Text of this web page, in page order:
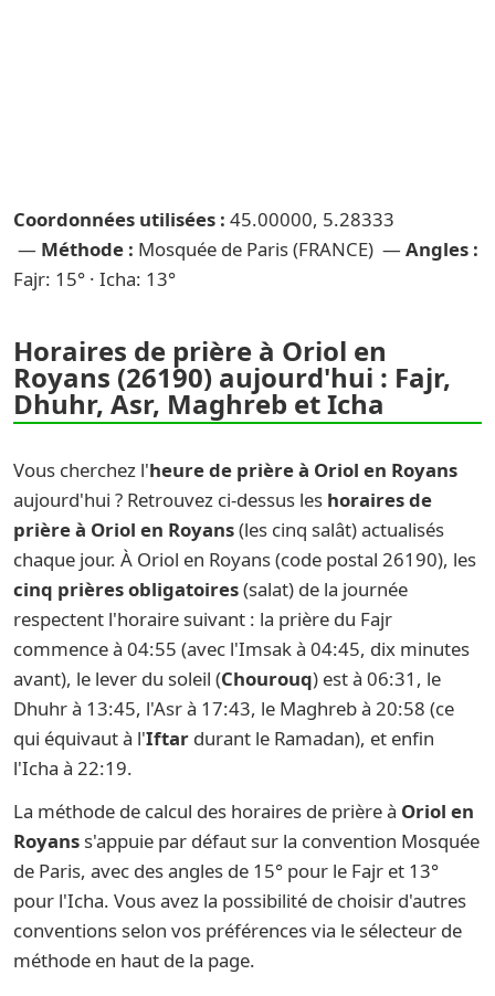
Coordonnées utilisées : 45.00000, 5.28333
— Méthode : Mosquée de Paris (FRANCE) — Angles :
Fajr: 15° · Icha: 13°
Horaires de prière à Oriol en
Royans (26190) aujourd'hui : Fajr,
Dhuhr, Asr, Maghreb et Icha
Vous cherchez l'heure de prière à Oriol en Royans
aujourd'hui ? Retrouvez ci-dessus les horaires de
prière à Oriol en Royans(les cinq salât) actualisés
chaque jour. À Oriol en Royans (code postal 26190), les
cinq prières obligatoires(salat) de la journée
respectent l'horaire suivant : la prière du Fajr
commence à 04:55 (avec l'Imsak à 04:45, dix minutes
avant), le lever du soleil (Chourouq) est à 06:31, le
Dhuhr à 13:45, l'Asr à 17:43, le Maghreb à 20:58 (ce
qui équivaut à l'Iftar durant le Ramadan), et enfin
l'Icha à 22:19.
La méthode de calcul des horaires de prière à Oriol en
Royans s'appuie par défaut sur la convention Mosquée
de Paris, avec des angles de 15° pour le Fajr et 13°
pour l'Icha. Vous avez la possibilité de choisir d'autres
conventions selon vos préférences via le sélecteur de
méthode en haut de la page.